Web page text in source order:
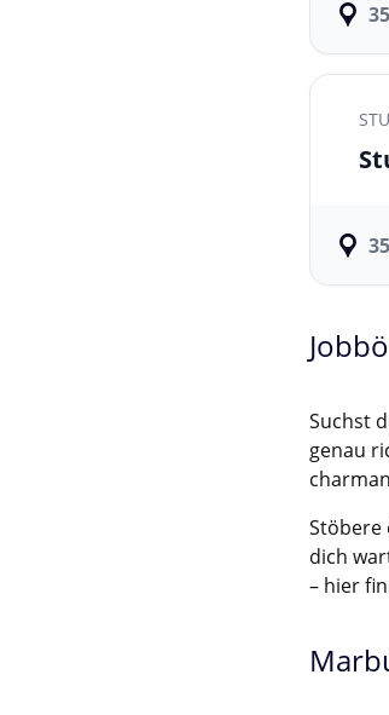
Suchst
genau
Stöbere
dich
– hier